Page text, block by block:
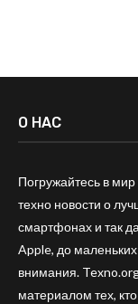
О НАС
Погружайтесь в
техно новости о
смартфонах и так
Apple, до
внимания.
материалом тех,